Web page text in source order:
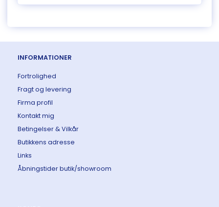
INFORMATIONER
Fortrolighed
Fragt og levering
Firma profil
Kontakt mig
Betingelser & Vilkår
Butikkens adresse
Links
Åbningstider butik/showroom